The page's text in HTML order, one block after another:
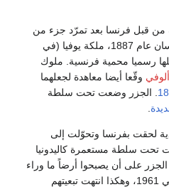
من قبل فرنسا بعد تمرّد جزء من
السكان المحليين. في 5 أبريل/نيسان عام 1887، ملكة يوفيا (في
رسميا محمية فرنسية. ملوك
وقّعا أيضا معاهدة لجعلهما
. الجزر وضعت تحت سلطة
لحقت بفرنسا وتحوّلت إلى
تحت سلطة مستعمرة كاليدونيا
صوّت ساكن الجزر على أن يصبحوا أرضاً ما وراء